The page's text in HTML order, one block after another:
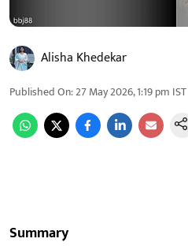
Alisha Khedekar
Published On:27 May 2026, 1:19 pm IST
Summary